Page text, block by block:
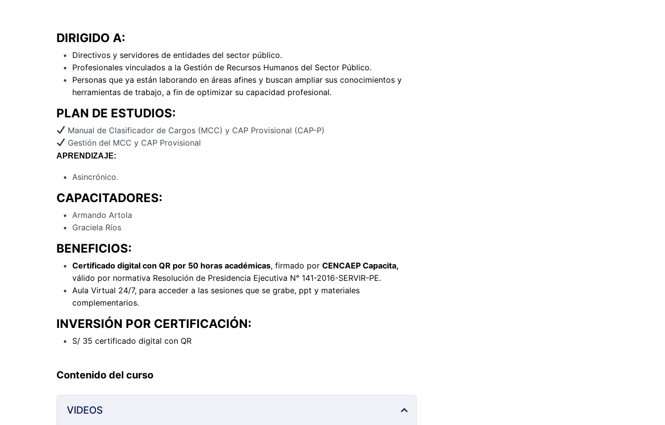
DIRIGIDO A:
Directivos y servidores de entidades del sector público.
Profesionales vinculados a la Gestión de Recursos Humanos del Sector Público.
Personas que ya están laborando en áreas afines y buscan ampliar sus conocimientos y
herramientas de trabajo, a fin de optimizar su capacidad profesional.
PLAN DE ESTUDIOS:
Manual de Clasificador de Cargos (MCC) y CAP Provisional (CAP-P)
Gestión del MCC y CAP Provisional
APRENDIZAJE:
Asincrónico.
CAPACITADORES:
Armando Artola
Graciela Ríos
BENEFICIOS:
Certificado digital con QR por 50 horas académicas, firmado por CENCAEP Capacita,
válido por normativa Resolución de Presidencia Ejecutiva N° 141-2016-SERVIR-PE.
Aula Virtual 24/7, para acceder a las sesiones que se grabe, ppt y materiales
complementarios.
INVERSIÓN POR CERTIFICACIÓN:
S/ 35 certificado digital con QR
Contenido del curso
VIDEOS